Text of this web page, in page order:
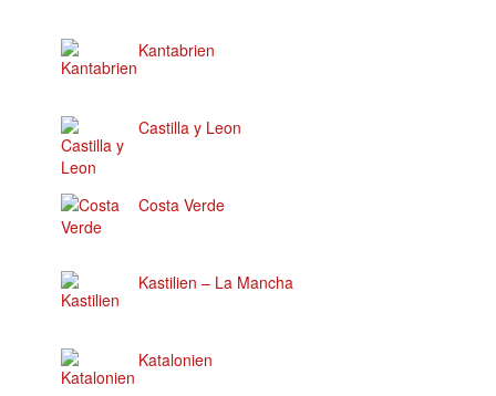
Kantabrien
Castilla y Leon
Costa Verde
Kastilien – La Mancha
Katalonien